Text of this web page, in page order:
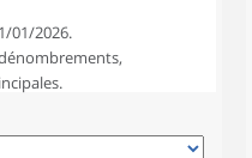
01/2026.
dénombrements,